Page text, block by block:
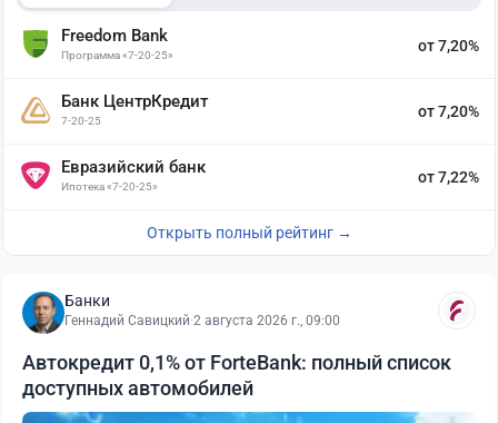
Freedom Bank
Программа «7-20-25»
от 7,20%
Банк ЦентрКредит
7-20-25
от 7,20%
Евразийский банк
Ипотека «7-20-25»
от 7,22%
Открыть полный рейтинг →
Банки
Геннадий Савицкий·2 августа 2026 г., 09:00
Автокредит 0,1% от ForteBank: полный список
доступных автомобилей